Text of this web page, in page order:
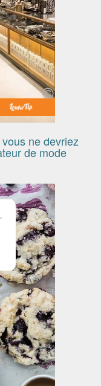
ne devriez
de mode